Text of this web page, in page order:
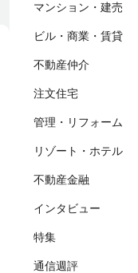
マンション・建売
ビル・商業・賃貸
不動産仲介
注文住宅
管理・リフォーム
リゾート・ホテル
不動産金融
インタビュー
特集
通信週評